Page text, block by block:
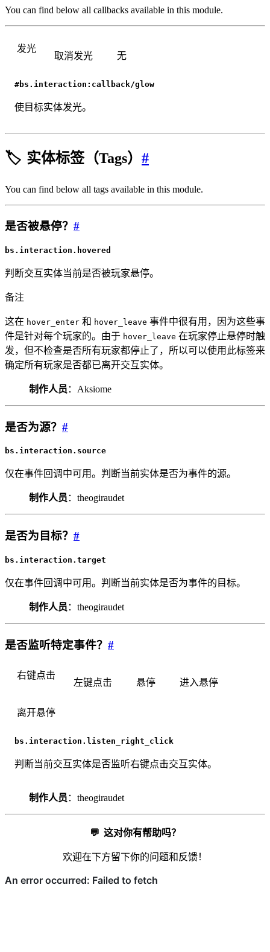
You can find below all callbacks available in this module.
发光
#bs.interaction:callback/glow
使目标实体发光。
取消发光 无
🏷️ 实体标签（Tags） #
You can find below all tags available in this module.
是否被悬停？ #
bs.interaction.hovered
判断交互实体当前是否被玩家悬停。
备注
这在 hover_enter 和 hover_leave 事件中很有用，因为这些事
件是针对每个玩家的。由于 hover_leave 在玩家停止悬停时触
发，但不检查是否所有玩家都停止了，所以可以使用此标签来
确定所有玩家是否都已离开交互实体。
制作人员 ：Aksiome
是否为源？ #
bs.interaction.source
仅在事件回调中可用。判断当前实体是否为事件的源。
制作人员 ：theogiraudet
是否为目标？ #
bs.interaction.target
仅在事件回调中可用。判断当前实体是否为事件的目标。
制作人员 ：theogiraudet
是否监听特定事件？ #
右键点击
bs.interaction.listen_right_click
判断当前交互实体是否监听右键点击交互实体。
左键点击 悬停 进入悬停
离开悬停
制作人员 ：theogiraudet
💬 这对你有帮助吗？
欢迎在下方留下你的问题和反馈！